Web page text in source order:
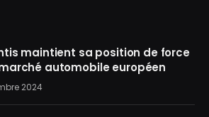
maintient sa position de force
automobile européen
2024